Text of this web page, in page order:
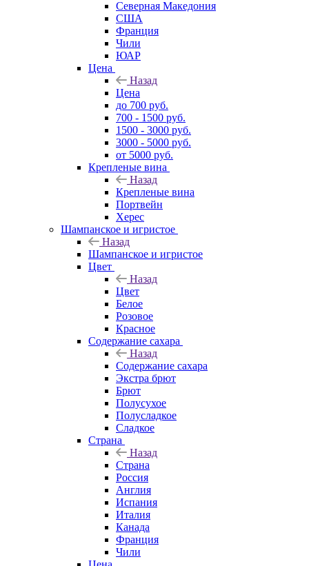
Северная Македония
США
Франция
Чили
ЮАР
Цена
Назад
Цена
до 700 руб.
700 - 1500 руб.
1500 - 3000 руб.
3000 - 5000 руб.
от 5000 руб.
Крепленые вина
Назад
Крепленые вина
Портвейн
Херес
Шампанское и игристое
Назад
Шампанское и игристое
Цвет
Назад
Цвет
Белое
Розовое
Красное
Содержание сахара
Назад
Содержание сахара
Экстра брют
Брют
Полусухое
Полусладкое
Сладкое
Страна
Назад
Страна
Россия
Англия
Испания
Италия
Канада
Франция
Чили